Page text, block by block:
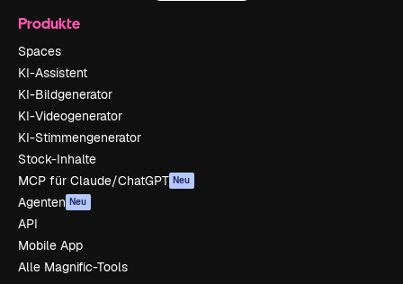
Produkte
Spaces
KI-Assistent
KI-Bildgenerator
KI-Videogenerator
KI-Stimmengenerator
Stock-Inhalte
MCP für Claude/ChatGPT Neu
Agenten Neu
API
Mobile App
Alle Magnific-Tools